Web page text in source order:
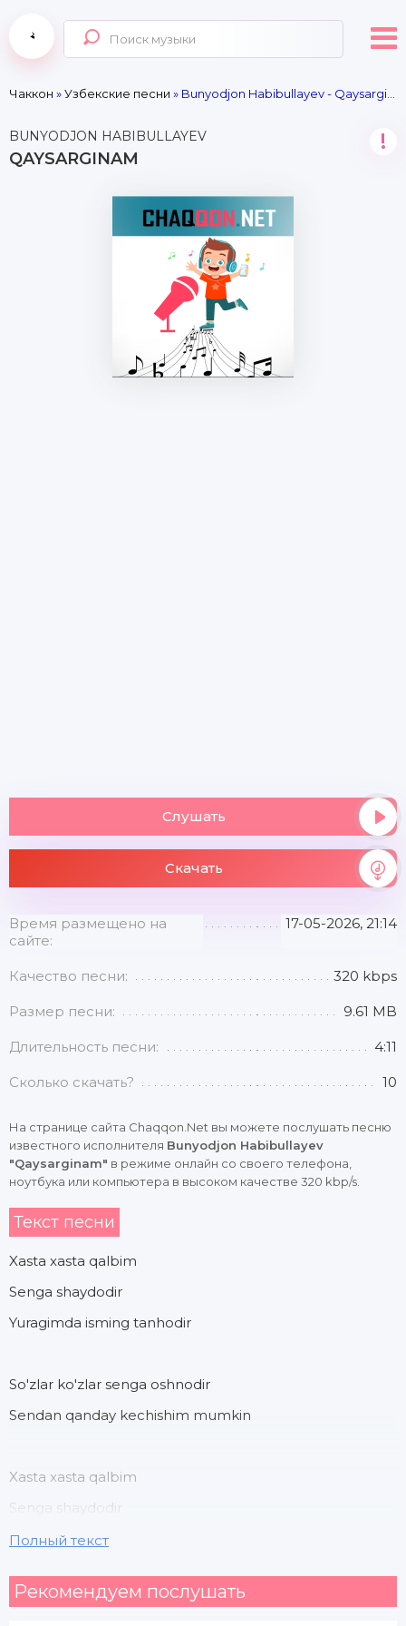
Чаккон »Узбекские песни » Bunyodjon Habibullayev - Qaysarginam
BUNYODJON HABIBULLAYEV
QAYSARGINAM
!
Слушать
Скачать
Время размещено на
сайте:
17-05-2026, 21:14
Качество песни: 320 kbps
Размер песни: 9.61 MB
Длительность песни: 4:11
Сколько скачать? 10
На странице сайта Chaqqon.Net вы можете послушать песню
известного исполнителя Bunyodjon Habibullayev
"Qaysarginam" в режиме онлайн со своего телефона,
ноутбука или компьютера в высоком качестве 320 kbp/s.
Текст песни
Xasta xasta qalbim
Senga shaydodir
Yuragimda isming tanhodir
So'zlar ko'zlar senga oshnodir
Sendan qanday kechishim mumkin
Xasta xasta qalbim
Senga shaydodir
Yuragimda isming tanhodir
So'zlar ko'zlar senga oshnodir
Полный текст
Рекомендуем послушать